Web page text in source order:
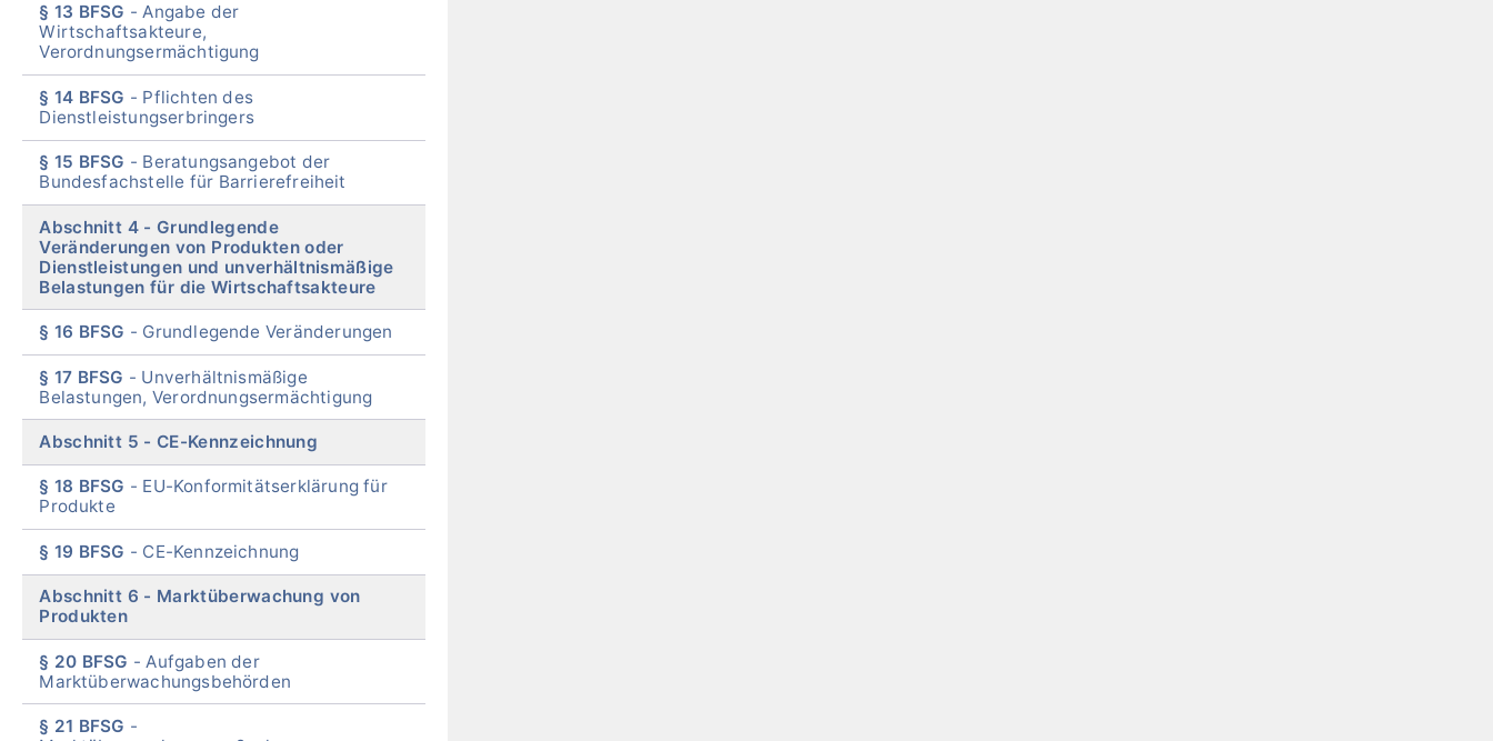
§ 13 BFSG
Angabe der
Wirtschaftsakteure,
Verordnungsermächtigung
§ 14 BFSG
Pflichten des
Dienstleistungserbringers
§ 15 BFSG
Beratungsangebot der
Bundesfachstelle für Barrierefreiheit
Abschnitt 4
Grundlegende
Veränderungen von Produkten oder
Dienstleistungen und unverhältnismäßige
Belastungen für die Wirtschaftsakteure
§ 16 BFSG Grundlegende Veränderungen
§ 17 BFSG
Unverhältnismäßige
Belastungen, Verordnungsermächtigung
Abschnitt 5 CE-Kennzeichnung
§ 18 BFSG
EU-Konformitätserklärung für
Produkte
§ 19 BFSG CE-Kennzeichnung
Abschnitt 6
Marktüberwachung von
Produkten
§ 20 BFSG
Aufgaben der
Marktüberwachungsbehörden
§ 21 BFSG